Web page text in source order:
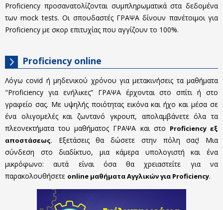
Proficiency προσανατολίζονται συμπληρωματικά στα δεδομένα
των mock tests. Οι σπουδαστές ΓΡΑΨΑ δίνουν πανέτοιμοι για
Proficiency με σκορ επιτυχίας που αγγίζουν το 100%.
Proficiency online
Λόγω covid ή μηδενικού χρόνου για μετακινήσεις τα μαθήματα
"Proficiency για ενήλικες” ΓΡΑΨΑ έρχονται στο σπίτι ή στο
γραφείο σας. Με υψηλής ποιότητας εικόνα και ήχο και μέσα σε
ένα ολιγομελές και ζωντανό γκρουπ, απολαμβάνετε όλα τα
πλεονεκτήματα του μαθήματος ΓΡΑΨΑ και στο Proficiency εξ
αποστάσεως. Εξετάσεις θα δώσετε στην πόλη σας! Μια
σύνδεση στο διαδίκτυο, μια κάμερα υπολογιστή και ένα
μικρόφωνο: αυτά είναι όσα θα χρειαστείτε για να
παρακολουθήσετε online μαθήματα Αγγλικών για Proficiency.